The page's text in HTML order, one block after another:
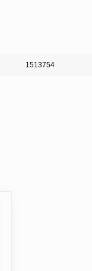
1513754